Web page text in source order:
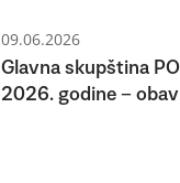
09.06.2026
Glavna skupština
2026. godine –